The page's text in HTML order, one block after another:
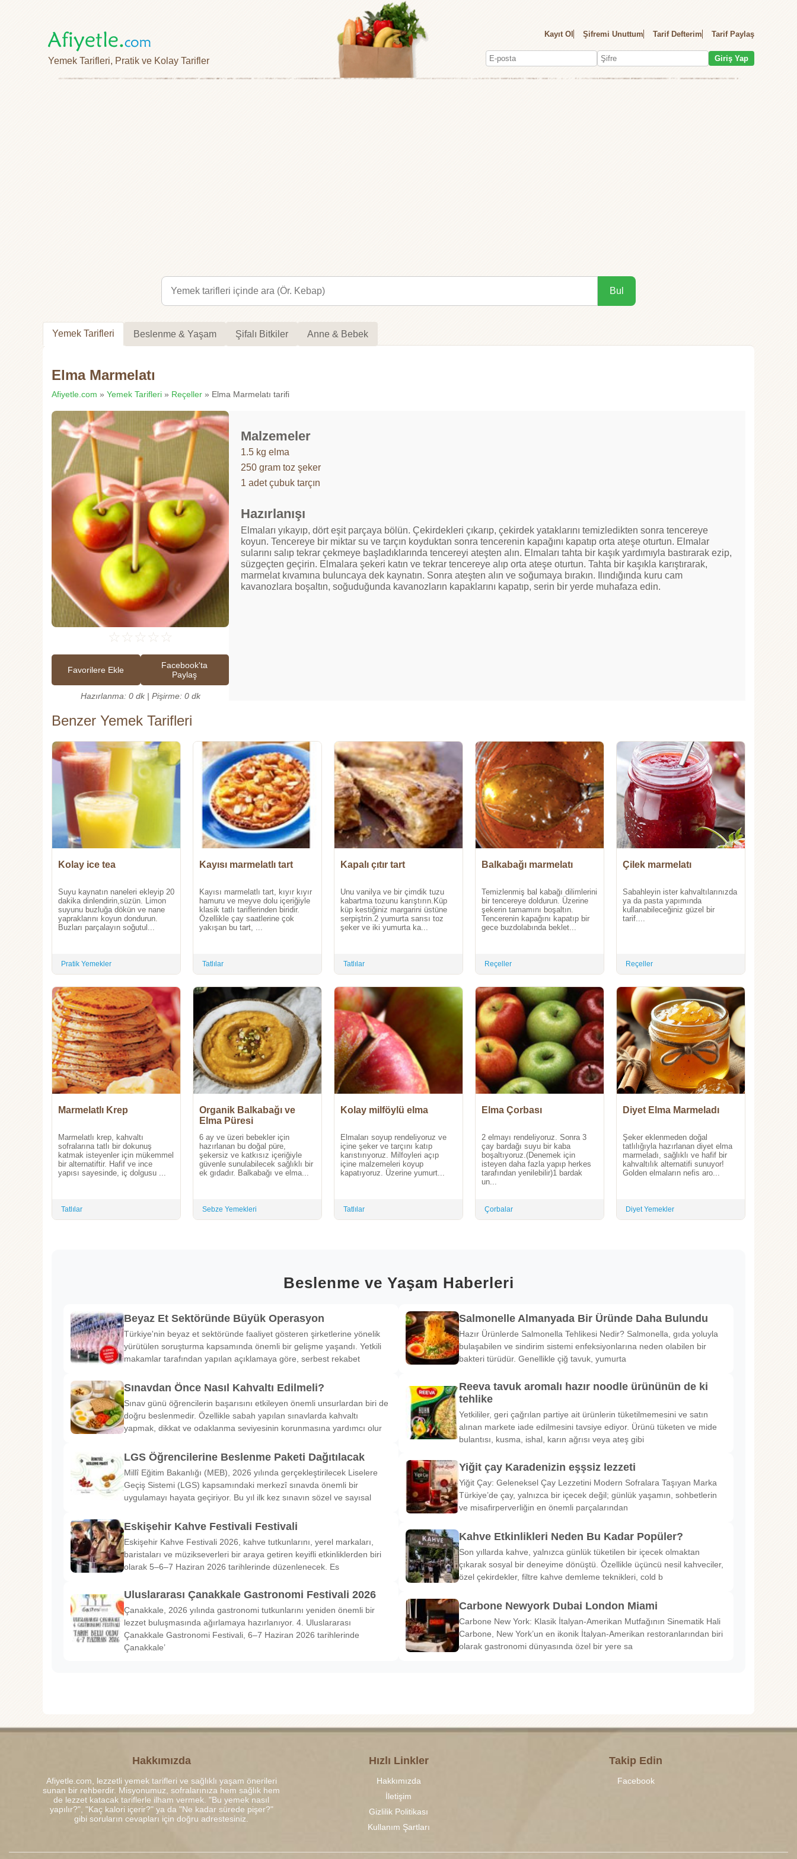
Yemek Tarifleri, Pratik ve Kolay Tarifler
Kayıt Ol Şifremi Unuttum Tarif Defterim Tarif Paylaş
Giriş Yap
Bul
Yemek Tarifleri Beslenme & Yaşam Şifalı Bitkiler Anne & Bebek
Elma Marmelatı
Afiyetle.com » Yemek Tarifleri » Reçeller » Elma Marmelatı tarifi
☆ ☆ ☆ ☆ ☆
Favorilere Ekle
Facebook'ta
Paylaş
Hazırlanma: 0 dk | Pişirme: 0 dk
Malzemeler
1.5 kg elma
250 gram toz şeker
1 adet çubuk tarçın
Hazırlanışı
Elmaları yıkayıp, dört eşit parçaya bölün. Çekirdekleri çıkarıp, çekirdek yataklarını temizledikten sonra tencereye
koyun. Tencereye bir miktar su ve tarçın koyduktan sonra tencerenin kapağını kapatıp orta ateşe oturtun. Elmalar
sularını salıp tekrar çekmeye başladıklarında tencereyi ateşten alın. Elmaları tahta bir kaşık yardımıyla bastırarak ezip,
süzgeçten geçirin. Elmalara şekeri katın ve tekrar tencereye alıp orta ateşe oturtun. Tahta bir kaşıkla karıştırarak,
marmelat kıvamına buluncaya dek kaynatın. Sonra ateşten alın ve soğumaya bırakın. Ilındığında kuru cam
kavanozlara boşaltın, soğuduğunda kavanozların kapaklarını kapatıp, serin bir yerde muhafaza edin.
Benzer Yemek Tarifleri
Kolay ice tea
Suyu kaynatın naneleri ekleyip 20
dakika dinlendirin,süzün. Limon
suyunu buzluğa dökün ve nane
yapraklarını koyun dondurun.
Buzları parçalayın soğutul...
Pratik Yemekler
Kayısı marmelatlı tart
Kayısı marmelatlı tart, kıyır kıyır
hamuru ve meyve dolu içeriğiyle
klasik tatlı tariflerinden biridir.
Özellikle çay saatlerine çok
yakışan bu tart, ...
Tatlılar
Kapalı çıtır tart
Unu vanilya ve bir çimdik tuzu
kabartma tozunu karıştırın.Küp
küp kestiğiniz margarini üstüne
serpiştrin.2 yumurta sarısı toz
şeker ve iki yumurta ka...
Tatlılar
Balkabağı marmelatı
Temizlenmiş bal kabağı dilimlerini
bir tencereye doldurun. Üzerine
şekerin tamamını boşaltın.
Tencerenin kapağını kapatıp bir
gece buzdolabında beklet...
Reçeller
Çilek marmelatı
Sabahleyin ister kahvaltılarınızda
ya da pasta yapımında
kullanabileceğiniz güzel bir
tarif....
Reçeller
Marmelatlı Krep
Marmelatlı krep, kahvaltı
sofralarına tatlı bir dokunuş
katmak isteyenler için mükemmel
bir alternatiftir. Hafif ve ince
yapısı sayesinde, iç dolgusu ...
Tatlılar
Organik Balkabağı ve
Elma Püresi
6 ay ve üzeri bebekler için
hazırlanan bu doğal püre,
şekersiz ve katkısız içeriğiyle
güvenle sunulabilecek sağlıklı bir
ek gıdadır. Balkabağı ve elma...
Sebze Yemekleri
Kolay milföylü elma
Elmaları soyup rendeliyoruz ve
içine şeker ve tarçını katıp
karıstırıyoruz. Milfoyleri açıp
içine malzemeleri koyup
kapatıyoruz. Üzerine yumurt...
Tatlılar
Elma Çorbası
2 elmayı rendeliyoruz. Sonra 3
çay bardağı suyu bir kaba
boşaltıyoruz.(Denemek için
isteyen daha fazla yapıp herkes
tarafından yenilebilir)1 bardak
un...
Çorbalar
Diyet Elma Marmeladı
Şeker eklenmeden doğal
tatlılığıyla hazırlanan diyet elma
marmeladı, sağlıklı ve hafif bir
kahvaltılık alternatifi sunuyor!
Golden elmaların nefis aro...
Diyet Yemekler
Beslenme ve Yaşam Haberleri
Beyaz Et Sektöründe Büyük Operasyon
Türkiye'nin beyaz et sektöründe faaliyet gösteren şirketlerine yönelik
yürütülen soruşturma kapsamında önemli bir gelişme yaşandı. Yetkili
makamlar tarafından yapılan açıklamaya göre, serbest rekabet
Sınavdan Önce Nasıl Kahvaltı Edilmeli?
Sınav günü öğrencilerin başarısını etkileyen önemli unsurlardan biri de
doğru beslenmedir. Özellikle sabah yapılan sınavlarda kahvaltı
yapmak, dikkat ve odaklanma seviyesinin korunmasına yardımcı olur
LGS Öğrencilerine Beslenme Paketi Dağıtılacak
Millî Eğitim Bakanlığı (MEB), 2026 yılında gerçekleştirilecek Liselere
Geçiş Sistemi (LGS) kapsamındaki merkezî sınavda önemli bir
uygulamayı hayata geçiriyor. Bu yıl ilk kez sınavın sözel ve sayısal
Eskişehir Kahve Festivali Festivali
Eskişehir Kahve Festivali 2026, kahve tutkunlarını, yerel markaları,
baristaları ve müzikseverleri bir araya getiren keyifli etkinliklerden biri
olarak 5–6–7 Haziran 2026 tarihlerinde düzenlenecek. Es
Uluslararası Çanakkale Gastronomi Festivali 2026
Çanakkale, 2026 yılında gastronomi tutkunlarını yeniden önemli bir
lezzet buluşmasında ağırlamaya hazırlanıyor. 4. Uluslararası
Çanakkale Gastronomi Festivali, 6–7 Haziran 2026 tarihlerinde
Çanakkale’
Salmonelle Almanyada Bir Üründe Daha Bulundu
Hazır Ürünlerde Salmonella Tehlikesi Nedir? Salmonella, gıda yoluyla
bulaşabilen ve sindirim sistemi enfeksiyonlarına neden olabilen bir
bakteri türüdür. Genellikle çiğ tavuk, yumurta
Reeva tavuk aromalı hazır noodle ürününün de ki
tehlike
Yetkililer, geri çağrılan partiye ait ürünlerin tüketilmemesini ve satın
alınan markete iade edilmesini tavsiye ediyor. Ürünü tüketen ve mide
bulantısı, kusma, ishal, karın ağrısı veya ateş gibi
Yiğit çay Karadenizin eşşsiz lezzeti
Yiğit Çay: Geleneksel Çay Lezzetini Modern Sofralara Taşıyan Marka
Türkiye’de çay, yalnızca bir içecek değil; günlük yaşamın, sohbetlerin
ve misafirperverliğin en önemli parçalarından
Kahve Etkinlikleri Neden Bu Kadar Popüler?
Son yıllarda kahve, yalnızca günlük tüketilen bir içecek olmaktan
çıkarak sosyal bir deneyime dönüştü. Özellikle üçüncü nesil kahveciler,
özel çekirdekler, filtre kahve demleme teknikleri, cold b
Carbone Newyork Dubai London Miami
Carbone New York: Klasik İtalyan-Amerikan Mutfağının Sinematik Hali
Carbone, New York’un en ikonik İtalyan-Amerikan restoranlarından biri
olarak gastronomi dünyasında özel bir yere sa
Hakkımızda
Afiyetle.com, lezzetli yemek tarifleri ve sağlıklı yaşam önerileri
sunan bir rehberdir. Misyonumuz, sofralarınıza hem sağlık hem
de lezzet katacak tariflerle ilham vermek. "Bu yemek nasıl
yapılır?", "Kaç kalori içerir?" ya da "Ne kadar sürede pişer?"
gibi soruların cevapları için doğru adrestesiniz.
Hızlı Linkler
Hakkımızda
İletişim
Gizlilik Politikası
Kullanım Şartları
Takip Edin
Facebook